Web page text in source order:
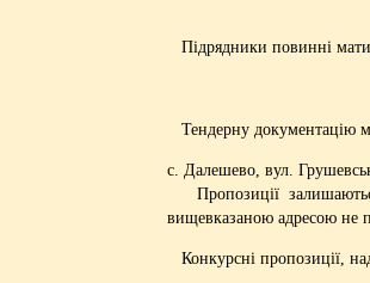
Підрядники повинні мати
Тендерну документацію
с. Далешево, вул.
Пропозиції
вищевказаною адресою не
Конкурсні пропозиції,